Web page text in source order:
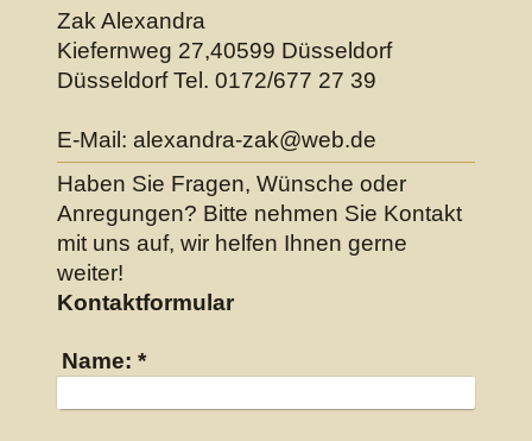
Zak Alexandra
Kiefernweg 27,40599 Düsseldorf
DüsseldorfTel. 0172/677 27 39
E-Mail: alexandra-zak@web.de
Haben Sie Fragen, Wünsche oder
Anregungen? Bitte nehmen Sie Kontakt
mit uns auf, wir helfen Ihnen gerne
weiter!
Kontaktformular
Name: *